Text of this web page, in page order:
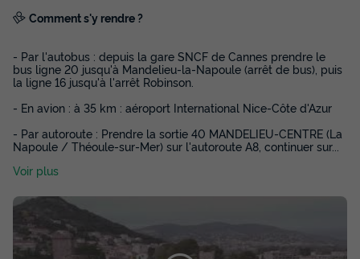
Comment s'y rendre ?
- Par l'autobus : depuis la gare SNCF de Cannes prendre le
bus ligne 20 jusqu'à Mandelieu-la-Napoule (arrêt de bus), puis
la ligne 16 jusqu'à l'arrêt Robinson.
- En avion : à 35 km : aéroport International Nice-Côte d'Azur
- Par autoroute : Prendre la sortie 40 MANDELIEU-CENTRE (La
Napoule / Théoule-sur-Mer) sur l'autoroute A8, continuer sur...
Voir plus